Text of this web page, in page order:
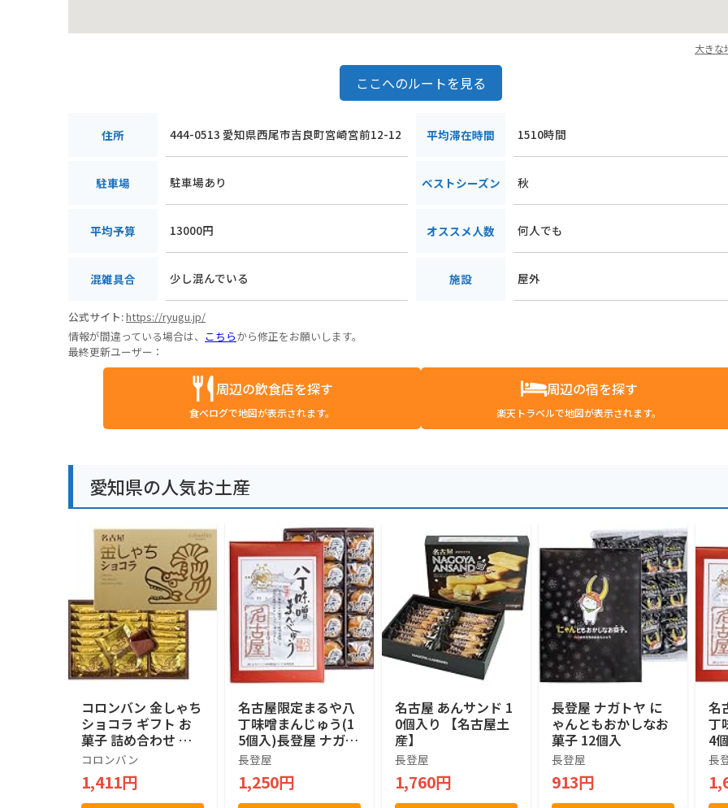
大きな
ここへのルートを見る
住所 444-0513 愛知県西尾市吉良町宮崎宮前12-12 平均滞在時間 1510時間
駐車場 駐車場あり ベストシーズン 秋
平均予算 13000円 オススメ人数 何人でも
混雑具合 少し混んでいる 施設 屋外
公式サイト:https://ryugu.jp/
情報が間違っている場合は、 こちらから修正をお願いします。
最終更新ユーザー：
周辺の飲食店を探す
食べログで地図が表示されます。
周辺の宿を探す
楽天トラベルで地図が表示されます。
愛知県の人気お土産
コロンバン 金しゃち
ショコラ ギフト お
菓子 詰め合わせ 個
包装 土産 お菓子 ス
イーツ 銘店 ラング
ドシャ 21枚入り
コロンバン
1,411円
名古屋限定まるや八
丁味噌まんじゅう(1
5個入)長登屋 ナガト
ヤ 名古屋土産
長登屋
1,250円
名古屋 あんサンド 1
0個入り 【名古屋土
産】
長登屋
1,760円
長登屋 ナガトヤ に
ゃんともおかしなお
菓子 12個入
長登屋
913円
名
丁
4
長